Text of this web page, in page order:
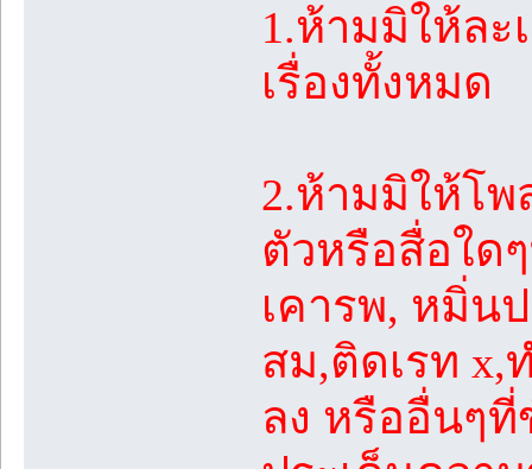
1.ห้ามมิให้ล
เรื่องทั้งหมด
2.ห้ามมิให้โ
ตัวหรือสื่อใด
เคารพ, หมิ่น
สม,ติดเรท x,
ลง หรืออื่นๆ